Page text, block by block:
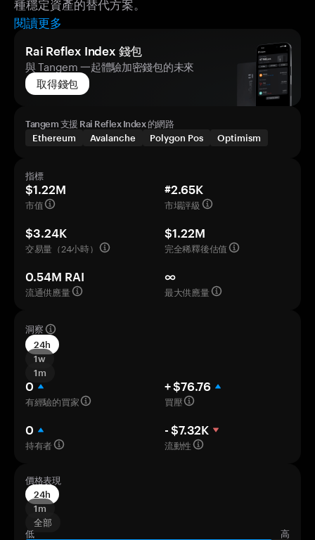
閱讀更多
Rai Reflex Index 錢包
與 Tangem 一起體驗加密錢包的未來
取得錢包
Tangem 支援 Rai Reflex Index 的網路
Ethereum
Avalanche Polygon Pos Optimism
指標
$1.22M
市值
#2.65K
市場評級
$3.24K
交易量（24小時）
$1.22M
完全稀釋後估值
0.54M RAI
流通供應量
∞
最大供應量
洞察
24h
1w
1m
0
有經驗的買家
+ $76.76
買壓
0
持有者
- $7.32K
流動性
價格表現
24h
1m
全部
低
高